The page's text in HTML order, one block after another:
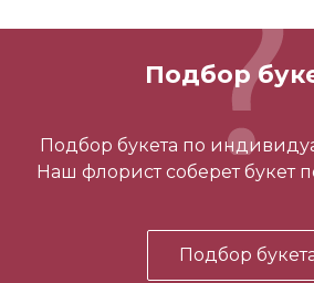
-
Подбор
Подбор букета по
Наш флорист соберет букет
Подбор